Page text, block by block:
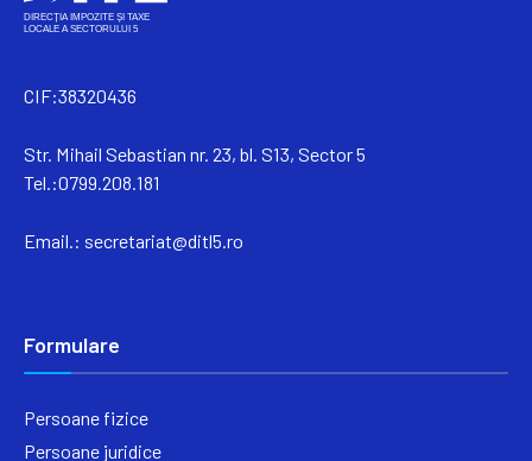
CIF:38320436
Str. Mihail Sebastian nr. 23, bl. S13, Sector 5
Tel.:0799.208.181
Email.: secretariat@ditl5.ro
Formulare
Persoane fizice
Persoane juridice